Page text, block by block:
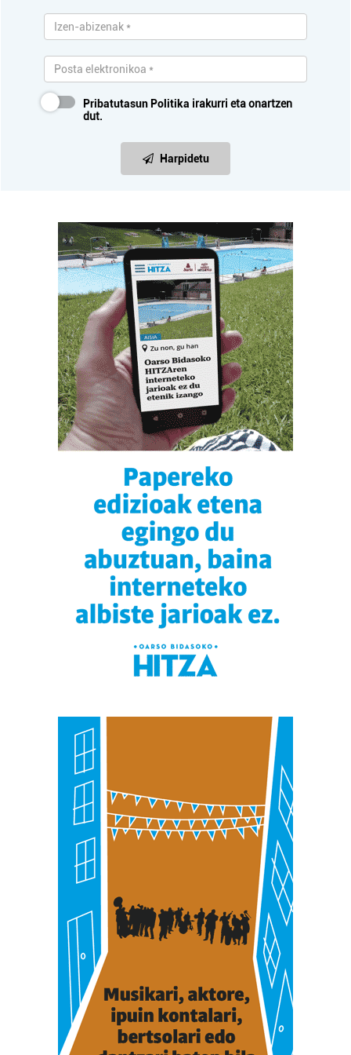
Pribatutasun Politika irakurri eta onartzen
dut.
Harpidetu